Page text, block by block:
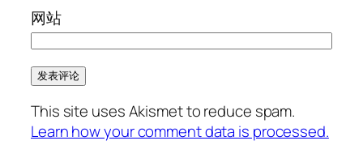
网站
This site uses Akismet to reduce spam.
Learn how your comment data is processed.